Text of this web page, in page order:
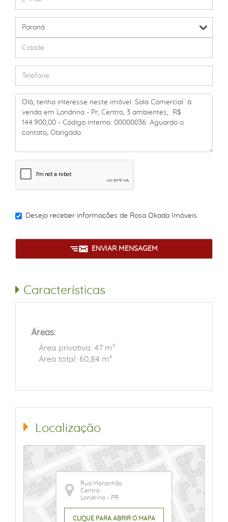
Desejo receber informações de Rosa Okada Imóveis
ENVIAR MENSAGEM
Características
Áreas:
Área privativa: 47 m²
Área total: 60,84 m²
Localização
Rua Maranhão
Centro
Londrina - PR
CLIQUE PARA ABRIR O MAPA